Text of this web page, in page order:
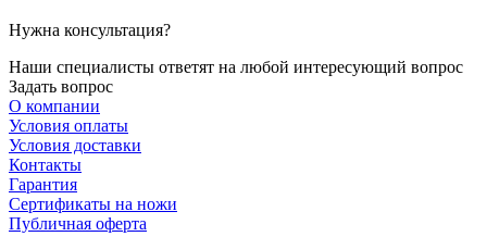
Нужна консультация?
Наши специалисты ответят на любой интересующий вопрос
Задать вопрос
О компании
Условия оплаты
Условия доставки
Контакты
Гарантия
Сертификаты на ножи
Публичная оферта